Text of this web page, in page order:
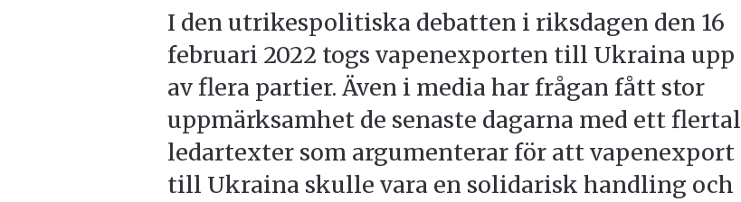
I den utrikespolitiska debatten i riksdagen den 16
februari 2022 togs vapenexporten till Ukraina upp
av flera partier. Även i media har frågan fått stor
uppmärksamhet de senaste dagarna med ett flertal
ledartexter som argumenterar för att vapenexport
till Ukraina skulle vara en solidarisk handling och